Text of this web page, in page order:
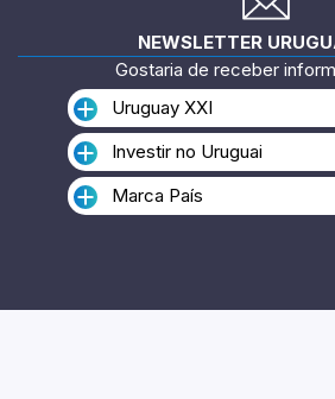
NEWSLETTER
Gostaria de receber
Uruguay XXI
Investir no Uruguai
Marca País